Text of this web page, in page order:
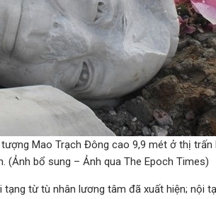
Mao Trạch Đông cao 9,9 mét ở thị trấn
(Ảnh bổ sung – Ảnh qua The Epoch Times)
tạng từ tù nhân lương tâm đã xuất hiện; nội